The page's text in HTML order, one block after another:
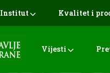
Institut Kvalitet i
Vijesti